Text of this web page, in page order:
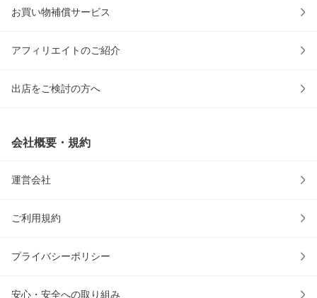
お買い物補償サービス
アフィリエイトのご紹介
出店をご検討の方へ
会社概要・規約
運営会社
ご利用規約
プライバシーポリシー
安心・安全への取り組み